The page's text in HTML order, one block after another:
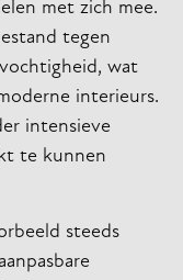
met zich mee.
tegen
wat
interieurs.
intensieve
te kunnen
steeds